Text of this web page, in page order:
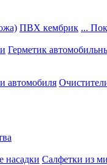
ПВХ кембрик ...
Герметик
автомобиля
насадки Салфетки из